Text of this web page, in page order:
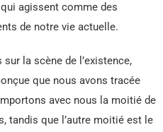
agissent comme des
de notre vie actuelle.
la scène de l’existence,
que nous avons tracée
avec nous la moitié de
tandis que l’autre moitié est le